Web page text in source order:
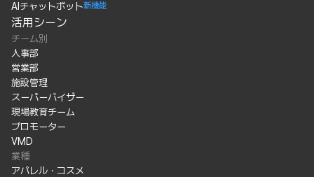
AIチャットボット新機能
活用シーン
チーム別
人事部
営業部
施設管理
スーパーバイザー
現場教育チーム
プロモーター
VMD
業種
アパレル・コスメ